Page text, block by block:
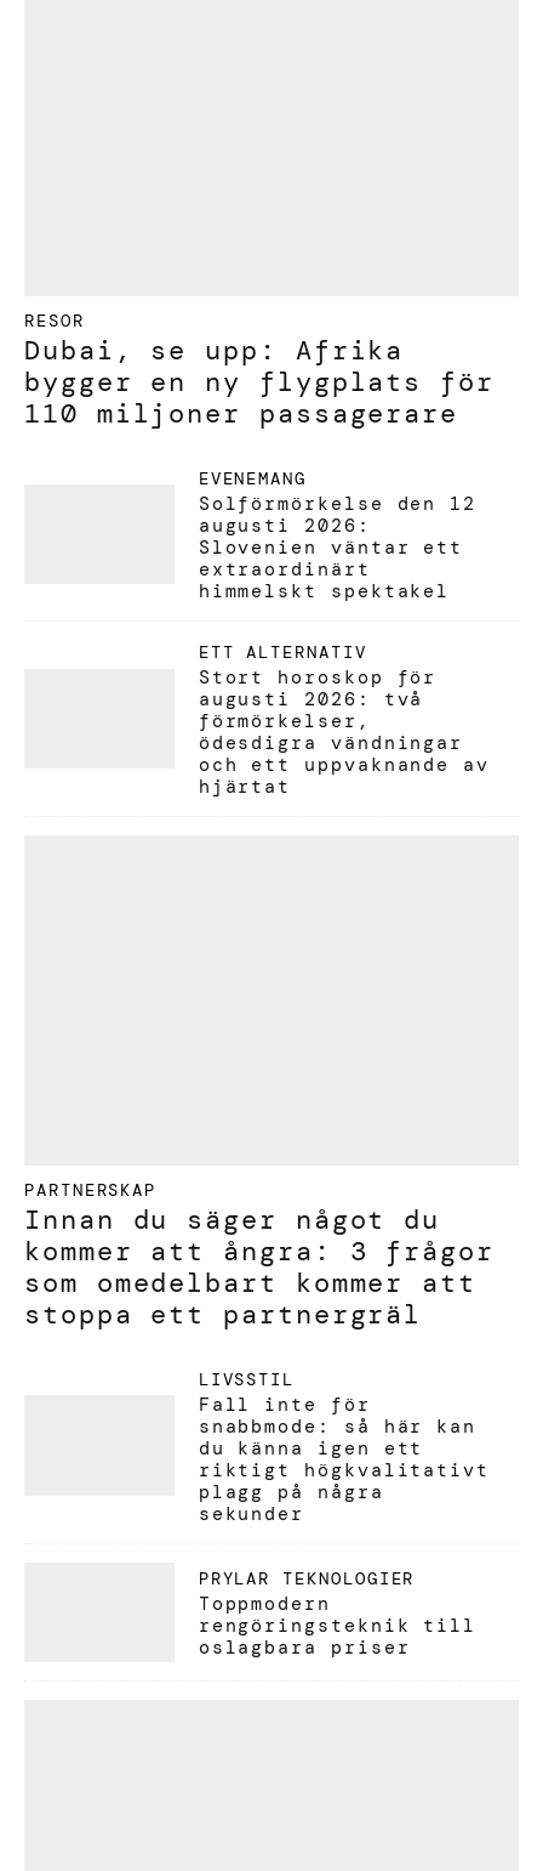
RESOR
Dubai, se upp: Afrika
bygger en ny flygplats för
110 miljoner passagerare
EVENEMANG
Solförmörkelse den 12
augusti 2026:
Slovenien väntar ett
extraordinärt
himmelskt spektakel
ETT ALTERNATIV
Stort horoskop för
augusti 2026: två
förmörkelser,
ödesdigra vändningar
och ett uppvaknande av
hjärtat
PARTNERSKAP
Innan du säger något du
kommer att ångra: 3 frågor
som omedelbart kommer att
stoppa ett partnergräl
LIVSSTIL
Fall inte för
snabbmode: så här kan
du känna igen ett
riktigt högkvalitativt
plagg på några
sekunder
PRYLAR TEKNOLOGIER
Toppmodern
rengöringsteknik till
oslagbara priser